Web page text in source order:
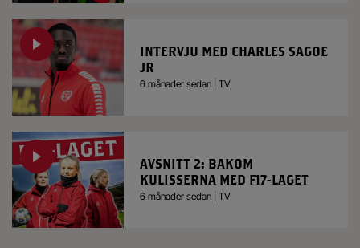
INTERVJU MED CHARLES SAGOE
JR
6 månader sedan | TV
AVSNITT 2: BAKOM
KULISSERNA MED F17-LAGET
6 månader sedan | TV